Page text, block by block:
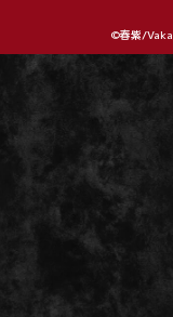
©春紫/